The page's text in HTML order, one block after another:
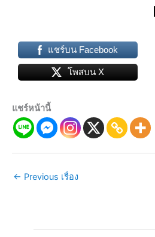
แชร์บน Facebook
โพสบน X
แชร์หน้านี้
← Previous เรื่อง